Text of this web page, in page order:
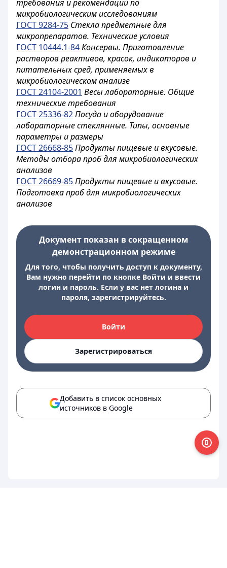
требования и рекомендации по
микробиологическим исследованиям
ГОСТ 9284-75 Стекла предметные для
микропрепаратов. Технические условия
ГОСТ 10444.1-84Консервы. Приготовление
растворов реактивов, красок, индикаторов и
питательных сред, применяемых в
микробиологическом анализе
ГОСТ 24104-2001 Весы лабораторные. Общие
технические требования
ГОСТ 25336-82Посуда и оборудование
лабораторные стеклянные. Типы, основные
параметры и размеры
ГОСТ 26668-85Продукты пищевые и вкусовые.
Методы отбора проб для микробиологических
анализов
ГОСТ 26669-85Продукты пищевые и вкусовые.
Подготовка проб для микробиологических
анализов
Документ показан в сокращенном
демонстрационном режиме
Для того, чтобы получить доступ к документу,
Вам нужно перейти по кнопке Войти и ввести
логин и пароль. Если у вас нет логина и
пароля, зарегистрируйтесь.
Войти
Зарегистрироваться
Добавить в список основных
источников в Google